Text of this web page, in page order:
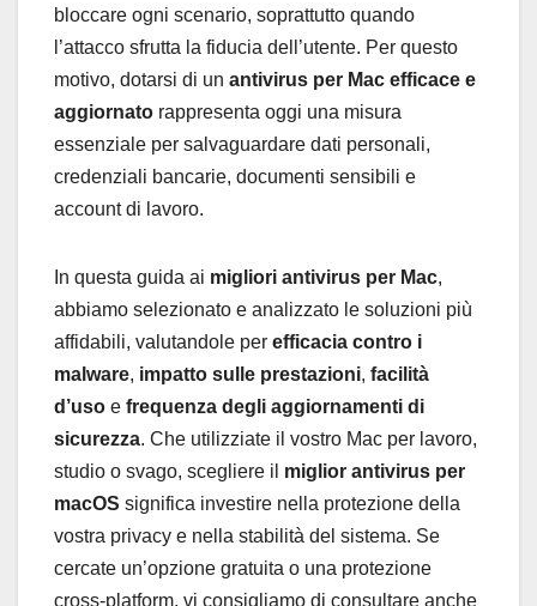
bloccare ogni scenario, soprattutto quando
l’attacco sfrutta la fiducia dell’utente. Per questo
motivo, dotarsi di un antivirus per Mac efficace e
aggiornato rappresenta oggi una misura
essenziale per salvaguardare dati personali,
credenziali bancarie, documenti sensibili e
account di lavoro.
In questa guida ai migliori antivirus per Mac,
abbiamo selezionato e analizzato le soluzioni più
affidabili, valutandole per efficacia contro i
malware, impatto sulle prestazioni, facilità
d’uso e frequenza degli aggiornamenti di
sicurezza. Che utilizziate il vostro Mac per lavoro,
studio o svago, scegliere il miglior antivirus per
macOS significa investire nella protezione della
vostra privacy e nella stabilità del sistema. Se
cercate un’opzione gratuita o una protezione
cross-platform, vi consigliamo di consultare anche